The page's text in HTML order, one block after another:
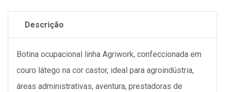
Descrição
Botina ocupacional linha Agriwork, confeccionada em
couro látego na cor castor, ideal para agroindústria,
áreas administrativas, aventura, prestadoras de